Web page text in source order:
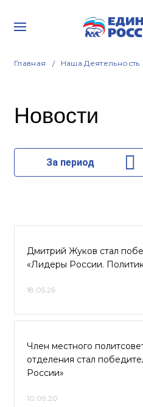
Главная Наша Деятельность
Новости
За период
Дмитрий Жуков стал
«Лидеры России.
18.05.26
Член местного
отделения стал
России»
10.09.20